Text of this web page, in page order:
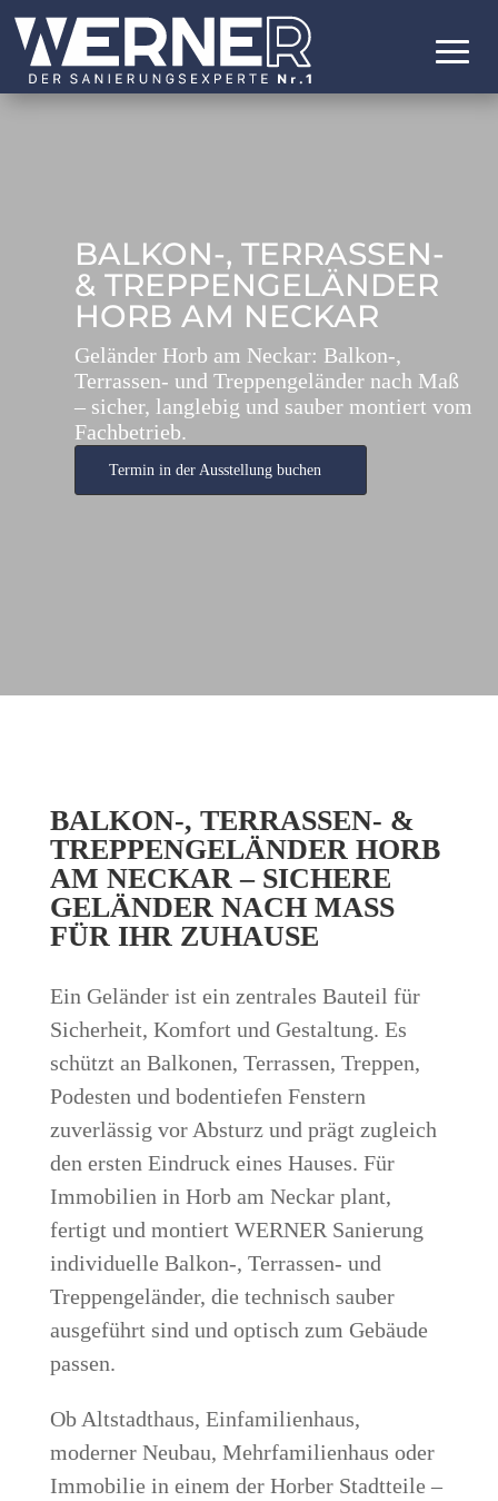
BALKON-, TERRASSEN-
& TREPPENGELÄNDER
HORB AM NECKAR
Geländer Horb am Neckar: Balkon-,
Terrassen- und Treppengeländer nach Maß
– sicher, langlebig und sauber montiert vom
Fachbetrieb.
Termin in der Ausstellung buchen
BALKON-, TERRASSEN- &
TREPPENGELÄNDER HORB
AM NECKAR – SICHERE
GELÄNDER NACH MASS F
ÜR IHR ZUHAUSE
Ein Geländer ist ein zentrales Bauteil für
Sicherheit, Komfort und Gestaltung. Es
schützt an Balkonen, Terrassen, Treppen,
Podesten und bodentiefen Fenstern
zuverlässig vor Absturz und prägt zugleich
den ersten Eindruck eines Hauses. Für
Immobilien in Horb am Neckar plant,
fertigt und montiert WERNER Sanierung
individuelle Balkon-, Terrassen- und
Treppengeländer, die technisch sauber
ausgeführt sind und optisch zum Gebäude
passen.
Ob Altstadthaus, Einfamilienhaus,
moderner Neubau, Mehrfamilienhaus oder
Immobilie in einem der Horber Stadtteile –